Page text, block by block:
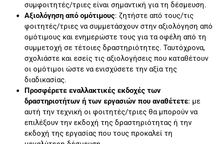
συμφοιτητές/τριες είναι σημαντική για τη δέσμευση.
Αξιολόγηση από ομότιμους: ζητήστε από τους/τις
φοιτητές/τριες να συμμετάσχουν στην αξιολόγηση από
ομότιμους και ενημερώστε τους για τα οφέλη από τη
συμμετοχή σε τέτοιες δραστηριότητες. Ταυτόχρονα,
σχολιάστε και εσείς τις αξιολογήσεις που καταθέτουν
οι ομότιμοι ώστε να ενισχύσετε την αξία της
διαδικασίας.
Προσφέρετε εναλλακτικές εκδοχές των
δραστηριοτήτων ή των εργασιών που αναθέτετε: με
αυτή την τεχνική οι φοιτητές/τριες θα μπορούν να
επιλέξουν την εκδοχή της δραστηριότητας ή την
εκδοχή της εργασίας που τους προκαλεί τη